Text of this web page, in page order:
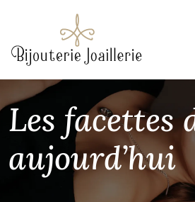
Les facettes
aujourd’hui